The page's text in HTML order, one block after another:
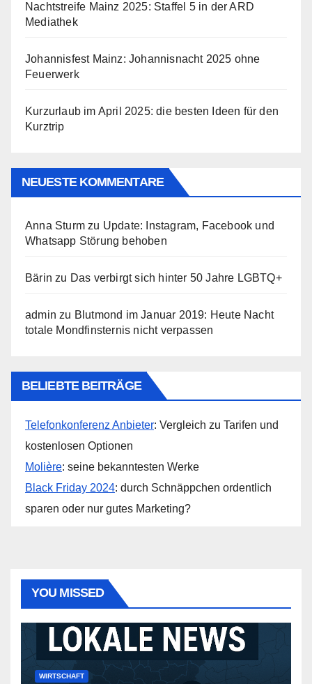
Nachtstreife Mainz 2025: Staffel 5 in der ARD
Mediathek
Johannisfest Mainz: Johannisnacht 2025 ohne
Feuerwerk
Kurzurlaub im April 2025: die besten Ideen für den
Kurztrip
NEUESTE KOMMENTARE
Anna Sturm zu Update: Instagram, Facebook und
Whatsapp Störung behoben
Bärin zu Das verbirgt sich hinter 50 Jahre LGBTQ+
admin zu Blutmond im Januar 2019: Heute Nacht
totale Mondfinsternis nicht verpassen
BELIEBTE BEITRÄGE
Telefonkonferenz Anbieter: Vergleich zu Tarifen und
kostenlosen Optionen
Molière: seine bekanntesten Werke
Black Friday 2024: durch Schnäppchen ordentlich
sparen oder nur gutes Marketing?
YOU MISSED
WIRTSCHAFT